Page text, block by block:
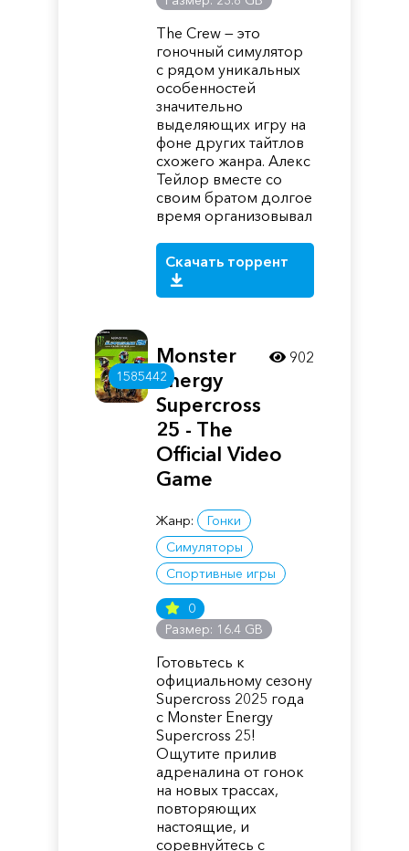
The Crew — это
гоночный симулятор
с рядом уникальных
особенностей
значительно
выделяющих игру на
фоне других тайтлов
схожего жанра. Алекс
Тейлор вместе со
своим братом долгое
время организовывал
Скачать торрент
1585442
Monster
Energy
Supercross
25 - The
Official Video
Game
Жанр:
Гонки
Симуляторы
Спортивные игры
0
Размер: 16.4 GB
Готовьтесь к
официальному сезону
Supercross 2025 года
с Monster Energy
Supercross 25!
Ощутите прилив
адреналина от гонок
на новых трассах,
повторяющих
настоящие, и
соревнуйтесь с
902